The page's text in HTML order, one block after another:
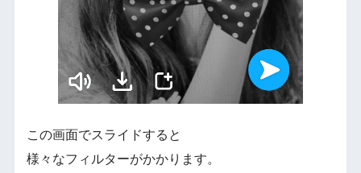
この画面でスライドすると
様々なフィルターがかかります。